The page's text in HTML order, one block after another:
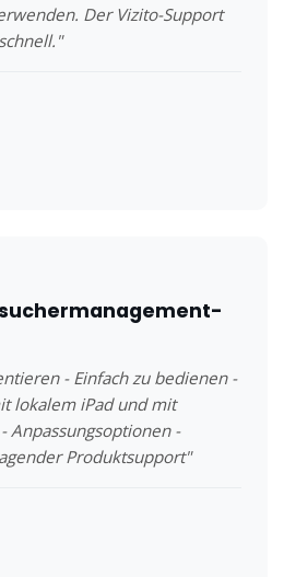
Der Vizito-Support
- Einfach zu bedienen -
lokalem iPad und mit
Anpassungsoptionen -
Produktsupport"